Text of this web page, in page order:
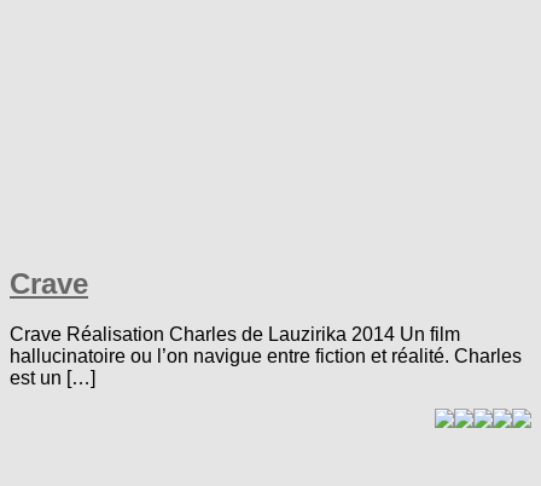
Crave
Crave Réalisation Charles de Lauzirika 2014 Un film
hallucinatoire ou l’on navigue entre fiction et réalité. Charles
est un […]